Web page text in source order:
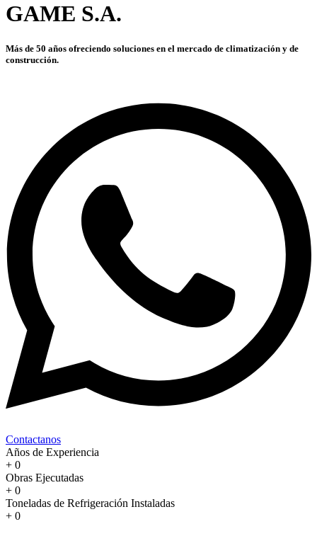
GAME S.A.
Más de 50 años ofreciendo soluciones en el mercado de climatización y de
construcción.
Contactanos
Años de Experiencia
+ 0
Obras Ejecutadas
+ 0
Toneladas de Refrigeración Instaladas
+ 0